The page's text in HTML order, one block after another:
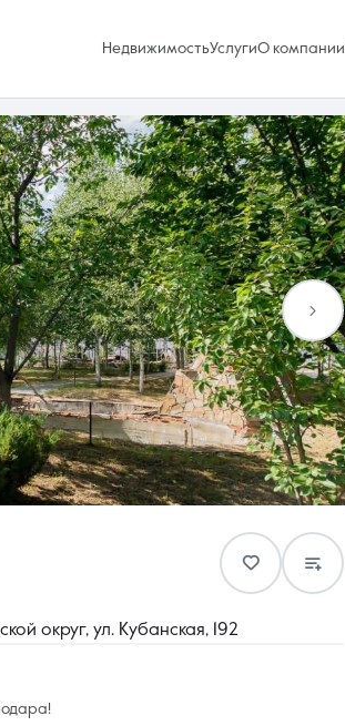
НедвижимостьУслугиО компании
Избранное
0 объявлений
Услуги
Контакты
округ, ул. Кубанская, 192